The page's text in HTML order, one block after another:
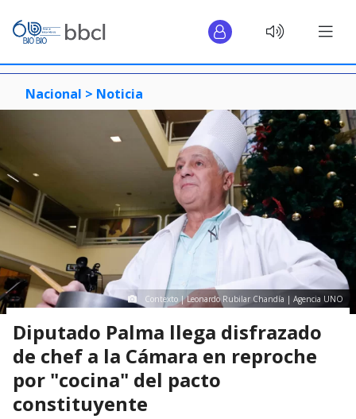
Nacional > Noticia
Contexto | Leonardo Rubilar Chandía | Agencia UNO
Diputado Palma llega disfrazado
de chef a la Cámara en reproche
por "cocina" del pacto
constituyente